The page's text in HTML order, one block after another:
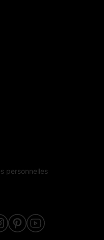
personnelles